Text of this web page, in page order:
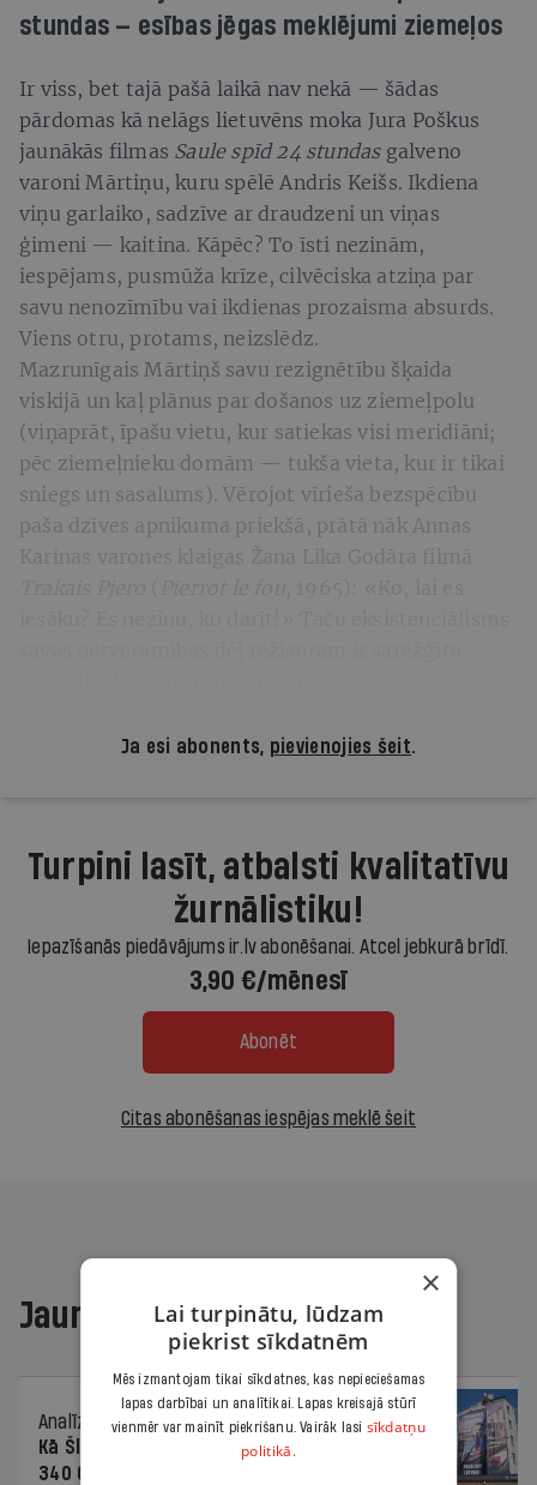
stundas — esības jēgas meklējumi ziemeļos
Ir viss, bet tajā pašā laikā nav nekā — šādas
pārdomas kā nelāgs lietuvēns moka Jura Poškus
jaunākās filmas Saule spīd 24 stundasgalveno
varoni Mārtiņu, kuru spēlē Andris Keišs. Ikdiena
viņu garlaiko, sadzīve ar draudzeni un viņas
ģimeni — kaitina. Kāpēc? To īsti nezinām,
iespējams, pusmūža krīze, cilvēciska atziņa par
savu nenozīmību vai ikdienas prozaisma absurds.
Viens otru, protams, neizslēdz.
Mazrunīgais Mārtiņš savu rezignētību šķaida
viskijā un kaļ plānus par došanos uz ziemeļpolu
(viņaprāt, īpašu vietu, kur satiekas visi meridiāni;
pēc ziemeļnieku domām — tukša vieta, kur ir tikai
sniegs un sasalums). Vērojot vīrieša bezspēcību
paša dzīves apnikuma priekšā, prātā nāk Annas
Karinas varones klaigas Žana Lika Godāra filmā
Ja esi abonents, pievienojies šeit.
Turpini lasīt, atbalsti kvalitatīvu
žurnālistiku!
Iepazīšanās piedāvājums ir.lv abonēšanai. Atcel jebkurā brīdī.
3,90 €/mēnesī
Abonēt
Citas abonēšanas iespējas meklē šeit
Jaunākajā žurnālā
Analīze
06.08.2026.
Kā Šlesera partija palika nesodīta par
340 000 vērtu reklāmas kampaņu
×
Lai turpinātu, lūdzam
piekrist sīkdatnēm
Mēs izmantojam tikai sīkdatnes, kas nepieciešamas
lapas darbībai un analītikai. Lapas kreisajā stūrī
vienmēr var mainīt piekrišanu. Vairāk lasi sīkdatņu
politikā.